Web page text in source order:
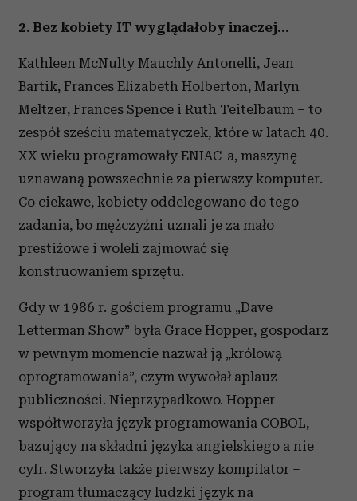
2. Bez kobiety IT wyglądałoby inaczej…
Kathleen McNulty Mauchly Antonelli, Jean
Bartik, Frances Elizabeth Holberton, Marlyn
Meltzer, Frances Spence i Ruth Teitelbaum – to
zespół sześciu matematyczek, które w latach 40.
XX wieku programowały ENIAC-a, maszynę
uznawaną powszechnie za pierwszy komputer.
Co ciekawe, kobiety oddelegowano do tego
zadania, bo mężczyźni uznali je za mało
prestiżowe i woleli zajmować się
konstruowaniem sprzętu.
Gdy w 1986 r. gościem programu „Dave
Letterman Show” była Grace Hopper, gospodarz
w pewnym momencie nazwał ją „królową
oprogramowania”, czym wywołał aplauz
publiczności. Nieprzypadkowo. Hopper
współtworzyła język programowania COBOL,
bazujący na składni języka angielskiego a nie
cyfr. Stworzyła także pierwszy kompilator –
program tłumaczący ludzki język na